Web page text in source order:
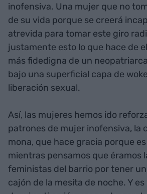
inofensiva. Una mujer que no
de su vida porque se creerá
atrevida para tomar este giro
justamente esto lo que hace de
más fidedigna de un
bajo una superficial capa de
liberación sexual.
Así, las mujeres hemos ido
patrones de mujer inofensiva, la
mona, que hace gracia porque
mientras pensamos que éramos
feministas del barrio por tener un
cajón de la mesita de noche. Y